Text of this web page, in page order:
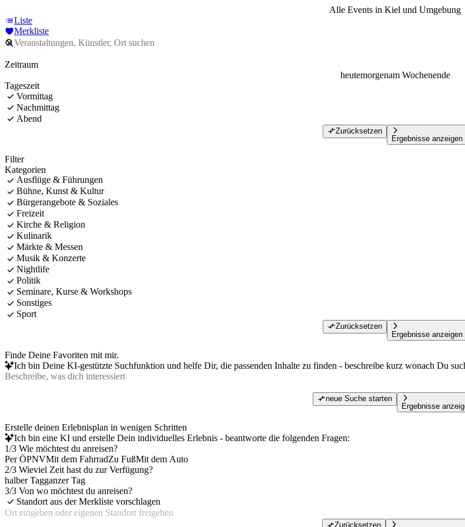
Alle Events in Kiel und Umgebung
Liste
Merkliste
Zeitraum
heutemorgenam Wochenende
Tageszeit
Vormittag
Nachmittag
Abend
Zurücksetzen
Ergebnisse anzeigen
Filter
Kategorien
Ausflüge & Führungen
Bühne, Kunst & Kultur
Bürgerangebote & Soziales
Freizeit
Kirche & Religion
Kulinarik
Märkte & Messen
Musik & Konzerte
Nightlife
Politik
Seminare, Kurse & Workshops
Sonstiges
Sport
Zurücksetzen
Ergebnisse anzeigen
Finde Deine Favoriten mit mir.
Ich bin Deine KI-gestützte Suchfunktion und helfe Dir, die passenden Inhalte zu finden - beschreibe kurz wonach Du
neue Suche starten
Ergebnisse
Erstelle deinen Erlebnisplan in wenigen Schritten
Ich bin eine KI und erstelle Dein individuelles Erlebnis - beantworte die folgenden Fragen:
1/3 Wie möchtest du anreisen?
Per ÖPNVMit dem FahrradZu FußMit dem Auto
2/3 Wieviel Zeit hast du zur Verfügung?
halber Tagganzer Tag
3/3 Von wo möchtest du anreisen?
Standort aus der Merkliste vorschlagen
Zurücksetzen